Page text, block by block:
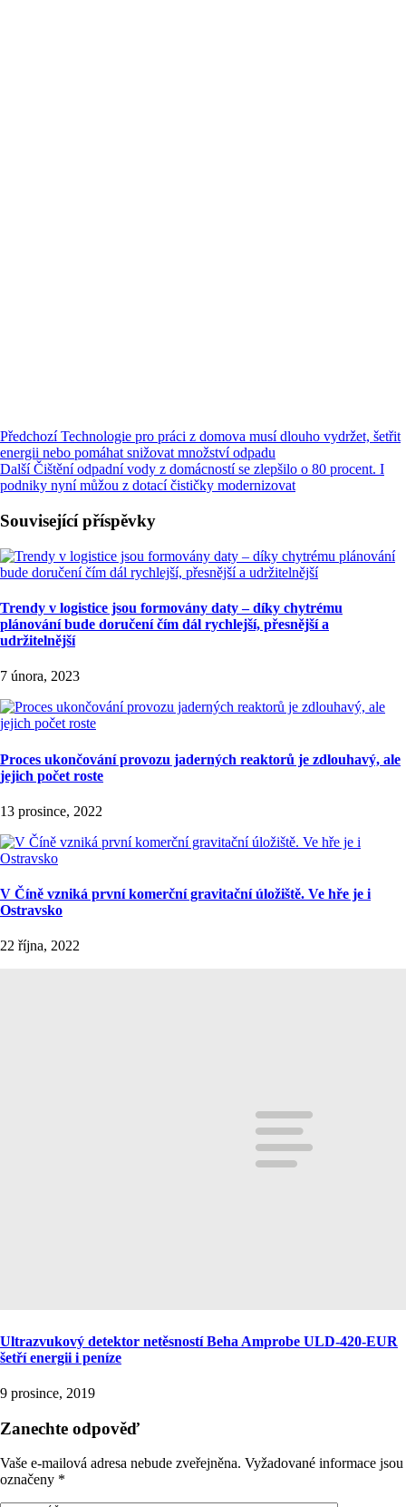
Předchozí Technologie pro práci z domova musí dlouho vydržet, šetřit
energii nebo pomáhat snižovat množství odpadu
Další Čištění odpadní vody z domácností se zlepšilo o 80 procent. I
podniky nyní můžou z dotací čističky modernizovat
Související příspěvky
Trendy v logistice jsou formovány daty – díky chytrému
plánování bude doručení čím dál rychlejší, přesnější a
udržitelnější
7 února, 2023
Proces ukončování provozu jaderných reaktorů je zdlouhavý, ale
jejich počet roste
13 prosince, 2022
V Číně vzniká první komerční gravitační úložiště. Ve hře je i
Ostravsko
22 října, 2022
Ultrazvukový detektor netěsností Beha Amprobe ULD-420-EUR
šetří energii i peníze
9 prosince, 2019
Zanechte odpověď
Vaše e-mailová adresa nebude zveřejněna. Vyžadované informace jsou
označeny *